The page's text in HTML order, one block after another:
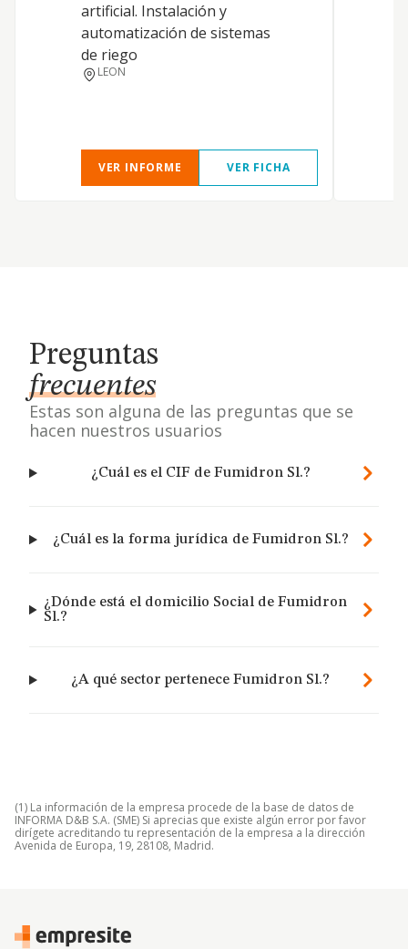
artificial. Instalación y
automatización de sistemas
de riego
LEON
VER INFORME VER FICHA
Preguntas
frecuentes
Estas son alguna de las preguntas que se
hacen nuestros usuarios
¿Cuál es el CIF de Fumidron Sl.?
¿Cuál es la forma jurídica de Fumidron Sl.?
¿Dónde está el domicilio Social de Fumidron
Sl.?
¿A qué sector pertenece Fumidron Sl.?
(1) La información de la empresa procede de la base de datos de
INFORMA D&B S.A. (SME) Si aprecias que existe algún error por favor
dirígete acreditando tu representación de la empresa a la dirección
Avenida de Europa, 19, 28108, Madrid.